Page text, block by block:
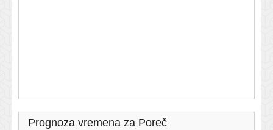
Prognoza vremena za Poreč